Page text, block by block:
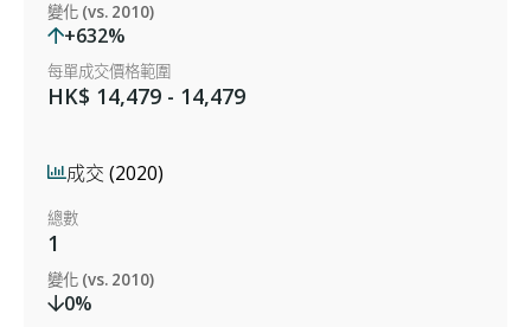
變化 (vs. 2010)
+632%
每單成交價格範圍
HK$ 14,479 - 14,479
成交 (2020)
總數
1
變化 (vs. 2010)
0%